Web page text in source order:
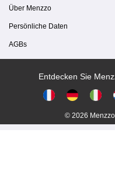
Über Menzzo
Persönliche Daten
AGBs
Entdecken Sie
© 2026